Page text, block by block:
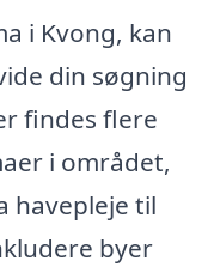
i Kvong, kan
din søgning
findes flere
i området,
havepleje til
byer